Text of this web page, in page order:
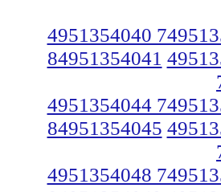
4951354040
84951354041
4951354044
84951354045
4951354048